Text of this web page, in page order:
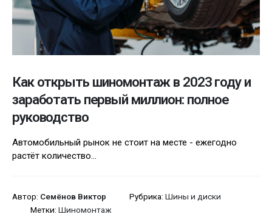
Как открыть шиномонтаж в 2023 году и
заработать первый миллион: полное
руководство
Автомобильный рынок не стоит на месте - ежегодно
растёт количество...
Автор: Семёнов Виктор Рубрика: Шины и диски
Метки: Шиномонтаж